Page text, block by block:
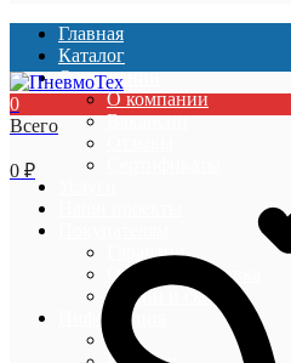
Главная
Каталог
О компании
О компании
Вакансии
Гарантии
Оплата и доставка
Акции и скидки
Информация
Блог
0
Всего
0 ₽